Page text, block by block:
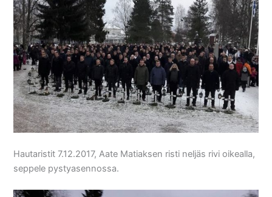
Hautaristit 7.12.2017, Aate Matiaksen risti neljäs rivi oikealla,
seppele pystyasennossa.